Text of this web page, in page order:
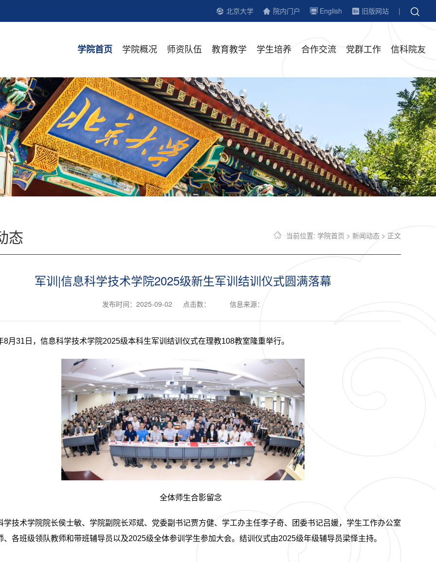
北京大学 院内门户 English 旧版网站 |
学院首页 学院概况 师资队伍 教育教学 学生培养 合作交流 党群工作 信科院友
态 当前位置: 学院首页 > 新闻动态 > 正文
军训|信息科学技术学院2025级新生军训结训仪式圆满落幕
发布时间：2025-09-02 点击数： 信息来源：
8月 31 日，信息科学技术学院2025级本科生军训结训仪式在理教108教室隆重举行。
全体师生合影留念
学技术学院院长侯士敏、学院副院长邓斌、党委副书记贾方健、学工办主任李子奇、团委书记吕媛，学生工作办公室
、各班级领队教师和带班辅导员以及2025级全体参训学生参加大会。结训仪式由2025级年级辅导员梁怿主持。